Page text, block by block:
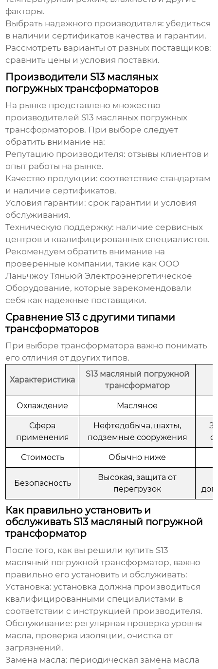
факторы.
Выбрать надежного производителя: убедиться
в наличии сертификатов качества и гарантии.
Рассмотреть варианты от разных поставщиков:
сравнить цены и условия поставки.
Производители S13 масляных
погружных трансформаторов
На рынке представлено множество
производителей S13 масляных погружных
трансформаторов. При выборе следует
обратить внимание на:
Репутацию производителя: отзывы клиентов и
опыт работы на рынке.
Качество продукции: соответствие стандартам
и наличие сертификатов.
Условия гарантии: срок гарантии и условия
обслуживания.
Техническую поддержку: наличие сервисных
центров и квалифицированных специалистов.
Рекомендуем обратить внимание на
проверенные компании, такие как ООО
Ланьчжоу Тяньюй Электроэнергетическое
Оборудование, которые зарекомендовали
себя как надежные поставщики.
Сравнение S13 с другими типами
трансформаторов
При выборе трансформатора важно понимать
его отличия от других типов.
Характеристика
S13 масляный погружной
трансформатор
Охлаждение Масляное
Сфера
применения
Нефтедобыча, шахты,
подземные сооружения
Стоимость Обычно ниже
Безопасность
Высокая, защита от
перегрузок
Как правильно установить и
обслуживать S13 масляный погружной
трансформатор
После того, как вы решили купить S13
масляный погружной трансформатор, важно
правильно его установить и обслуживать:
Установка: установка должна производиться
квалифицированными специалистами в
соответствии с инструкцией производителя.
Обслуживание: регулярная проверка уровня
масла, проверка изоляции, очистка от
загрязнений.
Замена масла: периодическая замена масла